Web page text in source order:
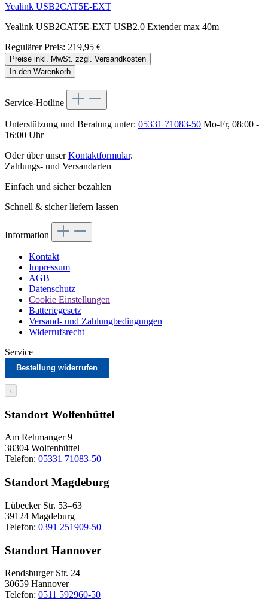
Yealink USB2CAT5E-EXT
Yealink USB2CAT5E-EXT USB2.0 Extender max 40m
Regulärer Preis: 219,95 €
Preise inkl. MwSt. zzgl. Versandkosten
In den Warenkorb
Service-Hotline
Unterstützung und Beratung unter: 05331 71083-50 Mo-Fr, 08:00 -
16:00 Uhr
Oder über unserKontaktformular.
Zahlungs- und Versandarten
Einfach und sicher bezahlen
Schnell & sicher liefern lassen
Information
Kontakt
Impressum
AGB
Datenschutz
Cookie Einstellungen
Batteriegesetz
Versand- und Zahlungbedingungen
Widerrufsrecht
Service
Bestellung widerrufen
‹
Standort Wolfenbüttel
Am Rehmanger 9
38304 Wolfenbüttel
Telefon: 05331 71083-50
Standort Magdeburg
Lübecker Str. 53–63
39124 Magdeburg
Telefon: 0391 251909-50
Standort Hannover
Rendsburger Str. 24
30659 Hannover
Telefon: 0511 592960-50